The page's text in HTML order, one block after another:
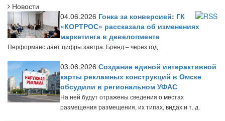
Новости
04.06.2026 Гонка за конверсией: ГК
«КОРТРОС» рассказала об изменениях
маркетинга в девелопменте
Перформанс дает цифры завтра. Бренд – через год
03.06.2026 Создание единой интерактивной
карты рекламных конструкций в Омске
обсудили в региональном УФАС
На ней будут отражены сведения о местах
размещения размещения, их типах, видах и т. д.